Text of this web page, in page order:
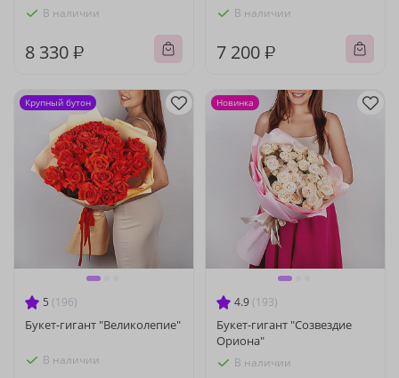
В наличии
8 330 ₽
В наличии
7 200 ₽
5 (196)
Букет-гигант "Великолепие"
В наличии
Крупный бутон
4.9 (193)
Букет-гигант "Созвездие
Ориона"
В наличии
Новинка